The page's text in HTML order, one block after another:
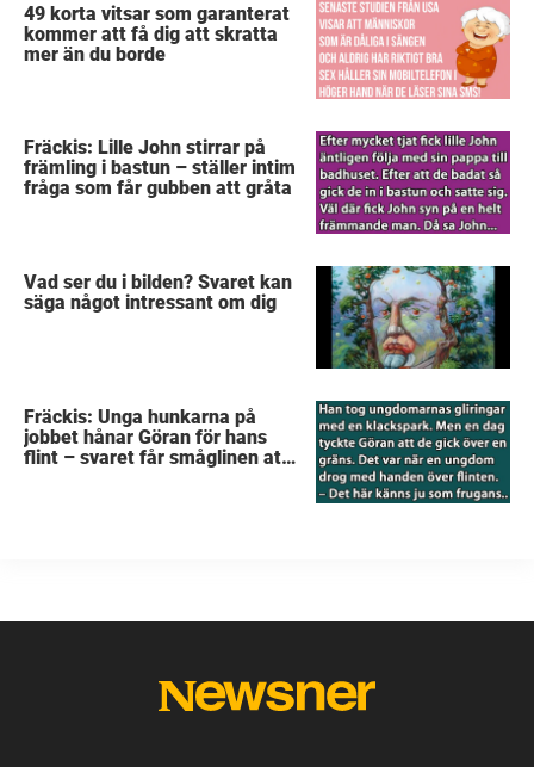
49 korta vitsar som garanterat
kommer att få dig att skratta
mer än du borde
Fräckis: Lille John stirrar på
främling i bastun – ställer intim
fråga som får gubben att gråta
Vad ser du i bilden? Svaret kan
säga något intressant om dig
Fräckis: Unga hunkarna på
jobbet hånar Göran för hans
flint – svaret får småglinen att